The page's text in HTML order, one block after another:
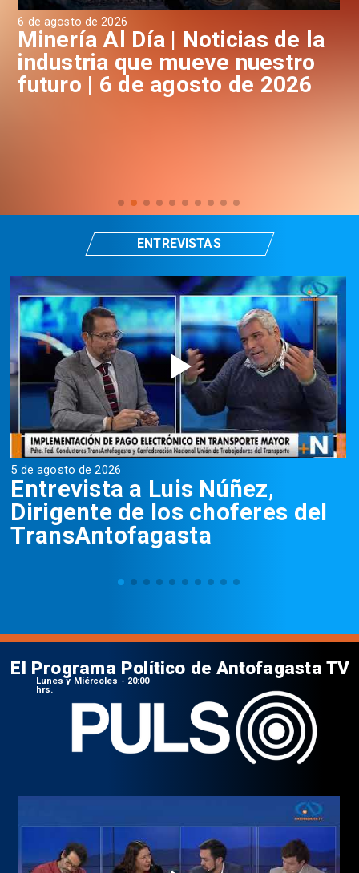
6 de agosto de 2026
Minería Al Día | Noticias de la
industria que mueve nuestro
futuro | 6 de agosto de 2026
5 de agosto de 2026
Entrevista a Luis Núñez,
Dirigente de los choferes del
TransAntofagasta
ENTREVISTAS
El Programa Político de Antofagasta TV
Lunes y Miércoles - 20:00
hrs.